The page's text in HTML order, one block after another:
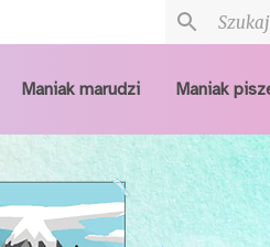
Maniak marudzi Maniak